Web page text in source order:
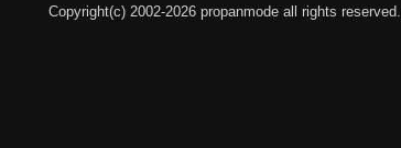
Copyright(c) 2002-2026 propanmode all rights reserved.